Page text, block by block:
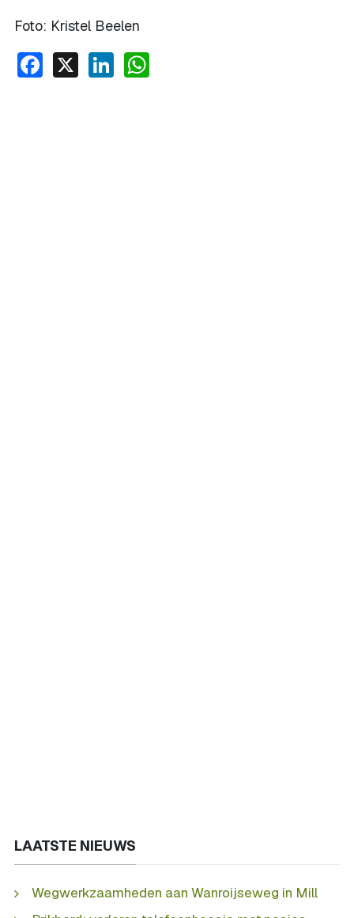
Foto: Kristel Beelen
Facebook
X LinkedIn
LAATSTE NIEUWS
Wegwerkzaamheden aan Wanroijseweg in Mill